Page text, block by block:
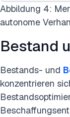
Abbildung 4:
autonome
Bestand
Bestands- und
konzentrieren